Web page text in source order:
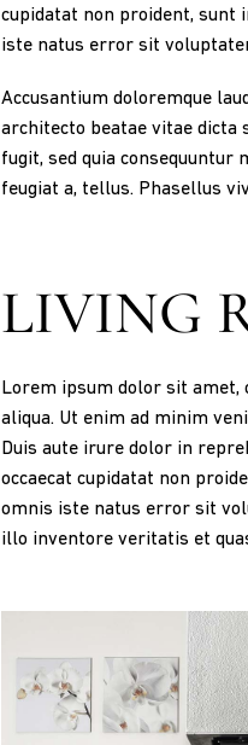
cupidatat non proident, sunt
iste natus error sit
Accusantium doloremque
architecto beatae vitae dicta
fugit, sed quia consequuntur
feugiat a, tellus. Phasellus
LIVING
Lorem ipsum dolor sit amet,
aliqua. Ut enim ad minim
Duis aute irure dolor in
occaecat cupidatat non
omnis iste natus error sit
illo inventore veritatis et